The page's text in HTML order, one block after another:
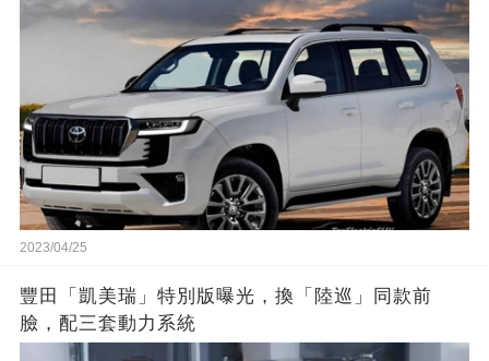
2023/04/25
豐田「凱美瑞」特別版曝光，換「陸巡」同款前
臉，配三套動力系統